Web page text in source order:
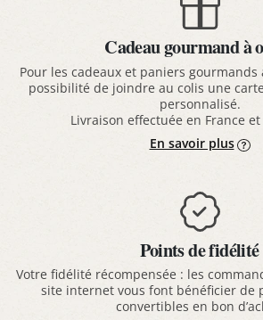
Cadeau gourmand à
Pour les cadeaux et paniers gourmands
possibilité de joindre au colis une
personnalisé.
Livraison effectuée en France
En savoir plus
Points de fidélité
Votre fidélité récompensée : les
site internet vous font bénéficier de
convertibles en bon